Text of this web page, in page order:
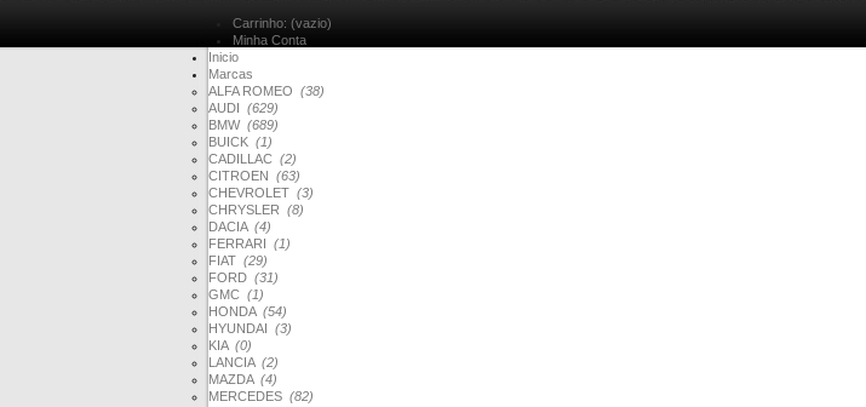
Carrinho: (vazio)
Minha Conta
Inicio
Marcas
ALFA ROMEO (38)
AUDI (629)
BMW (689)
BUICK (1)
CADILLAC (2)
CITROEN (63)
CHEVROLET (3)
CHRYSLER (8)
DACIA (4)
FERRARI (1)
FIAT (29)
FORD (31)
GMC (1)
HONDA (54)
HYUNDAI (3)
KIA (0)
LANCIA (2)
MAZDA (4)
MERCEDES (82)